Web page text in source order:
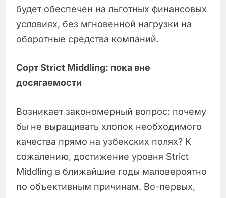
будет обеспечен на льготных финансовых
условиях, без мгновенной нагрузки на
оборотные средства компаний.
Сорт Strict Middling: пока вне
досягаемости
Возникает закономерный вопрос: почему
бы не выращивать хлопок необходимого
качества прямо на узбекских полях? К
сожалению, достижение уровня Strict
Middling в ближайшие годы маловероятно
по объективным причинам. Во-первых,